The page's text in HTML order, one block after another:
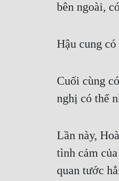
bên ngoài,
Hậu cung
Cuối cùng
nghị có thể
Lần này,
tình cảm
quan tước